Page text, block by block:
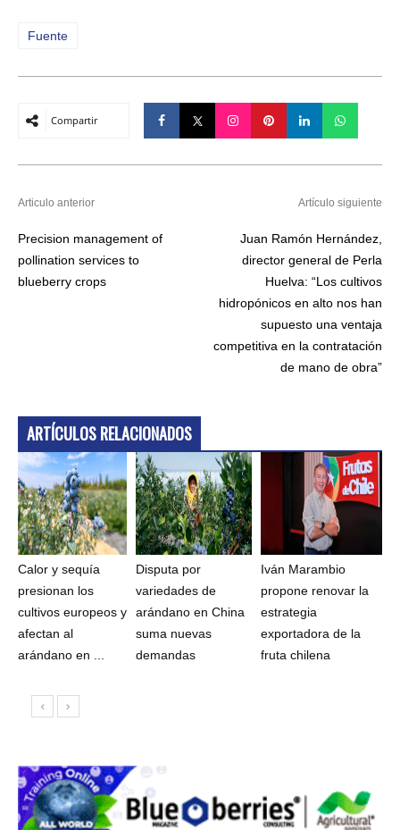
Fuente
Compartir
Articulo anterior
Precision management of
pollination services to
blueberry crops
Artículo siguiente
Juan Ramón Hernández,
director general de Perla
Huelva: “Los cultivos
hidropónicos en alto nos han
supuesto una ventaja
competitiva en la contratación
de mano de obra”
ARTÍCULOS RELACIONADOS
Calor y sequía
presionan los
cultivos europeos y
afectan al
arándano en ...
Disputa por
variedades de
arándano en China
suma nuevas
demandas
Iván Marambio
propone renovar la
estrategia
exportadora de la
fruta chilena